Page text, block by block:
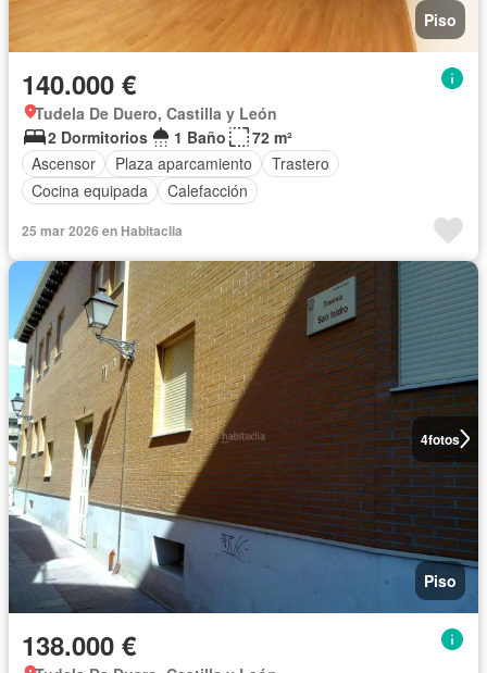
Piso
140.000 €
Tudela De Duero, Castilla y León
2 Dormitorios
1 Baño
72 m²
Ascensor
Plaza aparcamiento
Trastero
Cocina equipada
Calefacción
25 mar 2026 en Habitaclia
4fotos
Piso
138.000 €